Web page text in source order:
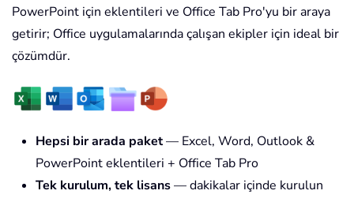
PowerPoint için eklentileri ve Office Tab Pro'yu bir araya
getirir; Office uygulamalarında çalışan ekipler için ideal bir
çözümdür.
Hepsi bir arada paket— Excel, Word, Outlook &
PowerPoint eklentileri + Office Tab Pro
Tek kurulum, tek lisans— dakikalar içinde kurulun